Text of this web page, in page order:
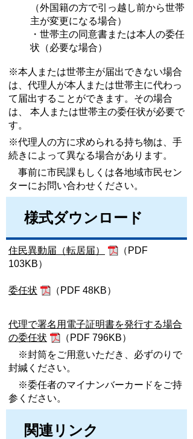
（外国籍の方で引っ越し前から世帯
主が変更になる場合）
・世帯主の同意書または本人の委任
状（必要な場合）
※本人または世帯主が届出できない場合
は、代理人が本人または世帯主に代わっ
て届出することができます。その場合
は、 本人または世帯主の委任状が必要で
す。
※代理人の方に求められる持ち物は、手
続きによって異なる場合があります。
事前に市民課もしくは各地域市民セン
ターにお問い合わせください。
様式ダウンロード
住民異動届（転居届）
（PDF
103KB）
委任状 （PDF 48KB）
代理で署名用電子証明書を発行する場合
の委任状
（PDF 796KB）
※封筒をご用意いただき、必ずのりで
封緘ください。
※委任者のマイナンバーカードをご持
参ください。
関連リンク